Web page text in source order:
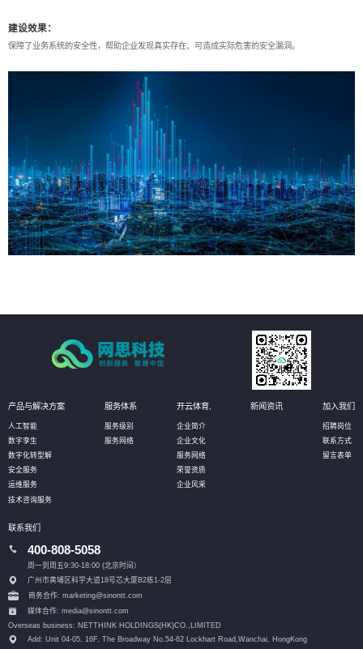
建设效果：
保障了业务系统的安全性，帮助企业发现真实存在、可造成实际危害的安全漏洞。
产品与解决方案
人工智能
数字孪生
数字化转型解
安全服务
运维服务
技术咨询服务
服务体系
服务级别
服务网络
开云体育,
企业简介
企业文化
服务网络
荣誉资质
企业风采
新闻资讯 加入我们
招聘岗位
联系方式
留言表单
联系我们
400-808-5058
周一到周五9:30-18:00 (北京时间）
广州市黄埔区科学大道18号芯大厦B2栋1-2层
商务合作: marketing@sinontt.com
媒体合作: media@sinontt.com
Overseas business: NETTHINK HOLDINGS(HK)CO.,LIMITED
Add: Unit 04-05, 16F, The Broadway No.54-62 Lockhart Road,Wanchai, HongKong